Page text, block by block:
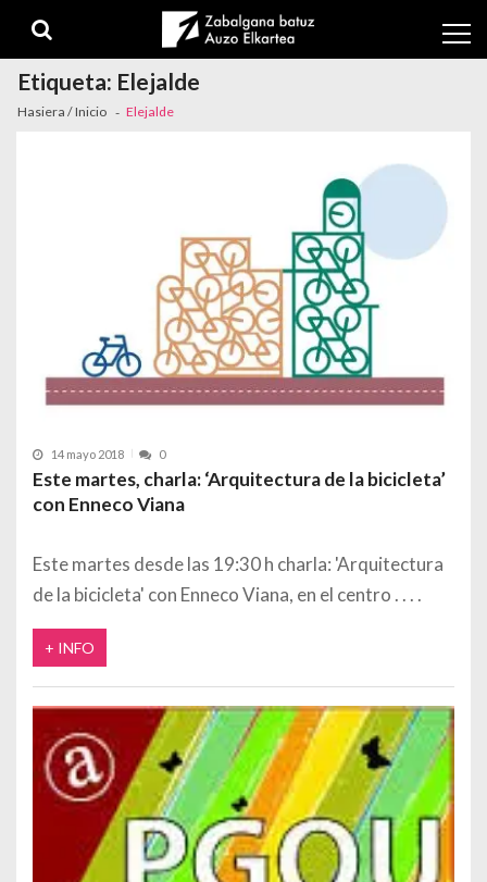
Etiqueta: Elejalde
Hasiera / Inicio Elejalde
14 mayo 2018 0
Este martes, charla: ‘Arquitectura de la bicicleta’
con Enneco Viana
Este martes desde las 19:30 h charla: 'Arquitectura
de la bicicleta' con Enneco Viana, en el centro
+ INFO